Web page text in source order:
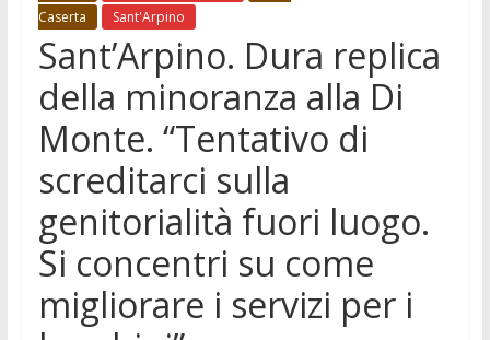
Caserta
Sant'Arpino
Sant’Arpino. Dura replica
della minoranza alla Di
Monte. “Tentativo di
screditarci sulla
genitorialità fuori luogo.
Si concentri su come
migliorare i servizi per i